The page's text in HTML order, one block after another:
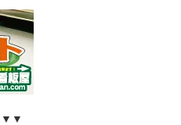
▼▼